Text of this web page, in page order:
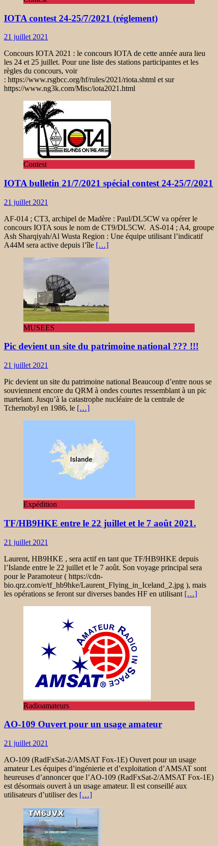
IOTA contest 24-25/7/2021 (réglement)
21 juillet 2021
Concours IOTA 2021 : le concours IOTA de cette année aura lieu
les 24 et 25 juillet. Pour une liste des stations participantes et les
règles du concours, voir
: https://www.rsgbcc.org/hf/rules/2021/riota.shtml et sur
https://www.ng3k.com/Misc/iota2021.html
Contest
IOTA bulletin 21/7/2021 spécial contest 24-25/7/2021
21 juillet 2021
AF-014 ; CT3, archipel de Madère : Paul/DL5CW va opérer le
concours IOTA sous le nom de CT9/DL5CW. AS-014 ; A4, groupe
Ash Sharqiyah/Al Wusta Region : Une équipe utilisant l’indicatif
A44M sera active depuis l’île […]
MUSEES
Pic devient un site du patrimoine national ??? !!!
21 juillet 2021
Pic devient un site du patrimoine national Beaucoup d’entre nous se
souviennent encore du QRM à ondes courtes ressemblant à un pic
martelant. Jusqu’à la catastrophe nucléaire de la centrale de
Tchernobyl en 1986, le […]
Expédition
TF/HB9HKE entre le 22 juillet et le 7 août 2021.
21 juillet 2021
Laurent, HB9HKE , sera actif en tant que TF/HB9HKE depuis
l’Islande entre le 22 juillet et le 7 août. Son voyage principal sera
pour le Paramoteur ( https://cdn-
bio.qrz.com/e/tf_hb9hke/Laurent_Flying_in_Iceland_2.jpg ), mais
les opérations se feront sur diverses bandes HF en utilisant […]
Radioamateurs
AO-109 Ouvert pour un usage amateur
21 juillet 2021
AO-109 (RadFxSat-2/AMSAT Fox-1E) Ouvert pour un usage
amateur Les équipes d’ingénierie et d’exploitation d’AMSAT sont
heureuses d’annoncer que l’AO-109 (RadFxSat-2/AMSAT Fox-1E)
est désormais ouvert à un usage amateur. Il est conseillé aux
utilisateurs d’utiliser des […]